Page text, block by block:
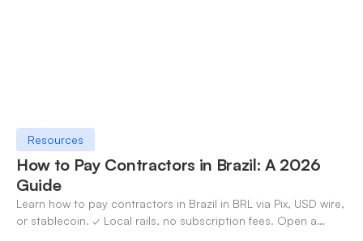
Resources
How to Pay Contractors in Brazil: A 2026
Guide
Learn how to pay contractors in Brazil in BRL via Pix, USD wire,
or stablecoin. ✓ Local rails, no subscription fees. Open a